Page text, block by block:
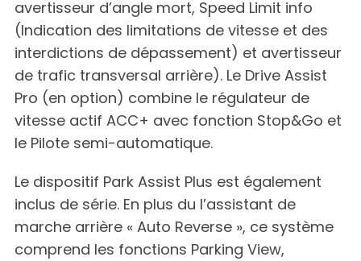
avertisseur d’angle mort, Speed Limit info
(Indication des limitations de vitesse et des
interdictions de dépassement) et avertisseur
de trafic transversal arrière). Le Drive Assist
Pro (en option) combine le régulateur de
vitesse actif ACC+ avec fonction Stop&Go et
le Pilote semi-automatique.
Le dispositif Park Assist Plus est également
inclus de série. En plus du l’assistant de
marche arrière « Auto Reverse », ce système
comprend les fonctions Parking View,